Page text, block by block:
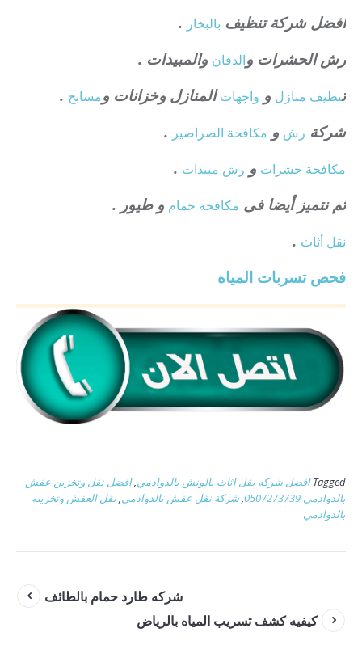
افضل شركة تنظيف بالبخار .
رش الحشرات والدفان والمبيدات .
تنظيف منازل و واجهاتالمنازل وخزانات ومسابح .
شركة رش و مكافحة الصراصير .
مكافحة حشرات و رش مبيدات .
ثم نتميز أيضا فى مكافحة حمام و طيور .
نقل أثاث .
فحص تسربات المياه
Tagged افضل شركه نقل اثاث بالونش بالدوادمي ,افضل نقل وتخزين عفش
بالدوادمي 0507273739
شركة نقل عفش بالدوادمي نقل العفش وتخزينه
بالدوادمي
شركه طارد حمام بالطائف
كيفيه كشف تسريب المياه بالرياض